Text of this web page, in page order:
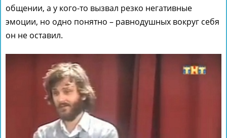
общении, а у кого-то вызвал резко негативные
эмоции, но одно понятно – равнодушных вокруг себя
он не оставил.